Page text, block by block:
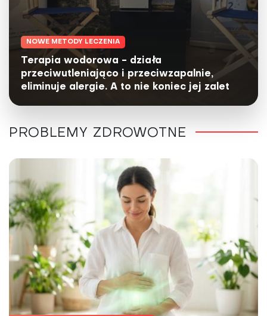
NOWE METODY LECZENIA
Terapia wodorowa - działa
przeciwutleniająco i przeciwzapalnie,
eliminuje alergie. A to nie koniec jej zalet
PROBLEMY ZDROWOTNE